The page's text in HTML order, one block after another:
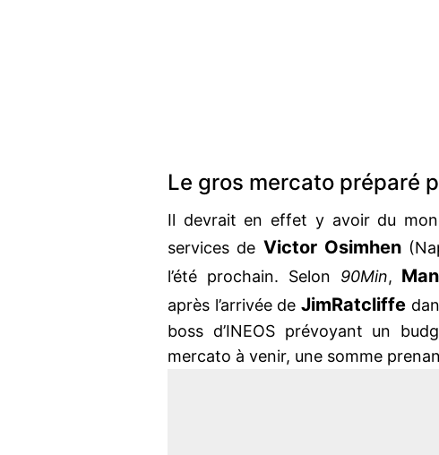
Le gros mercato préparé
Il devrait en effet y avoir du
services de Victor Osimhen
l’été prochain. Selon 90Min,
après l’arrivée de JimRatcliffe
boss d’INEOS prévoyant un
mercato à venir, une somme